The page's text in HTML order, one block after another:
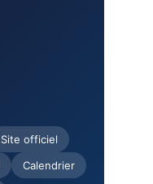
Site officiel
Calendrier